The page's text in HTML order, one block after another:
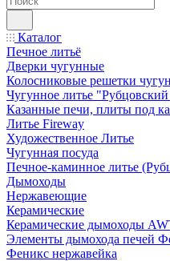
Каталог
Печное литьё
Дверки чугунные
Колосниковые решетки
Чугунное литье
Казанные печи, плиты под
Литье Fireway
Художественное Литье
Чугунная посуда
Печное-каминное литье
Дымоходы
Нержавеющие
Керамические
Керамические дымоходы
Элементы дымохода печей
Феникс нержавейка